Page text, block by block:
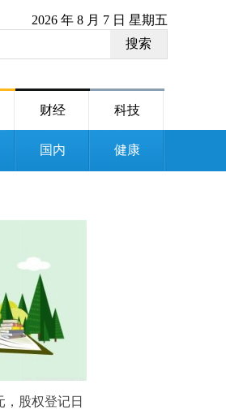
2026 年 8 月 7 日 星期五
搜索
财经 科技
国内 健康
，股权登记日